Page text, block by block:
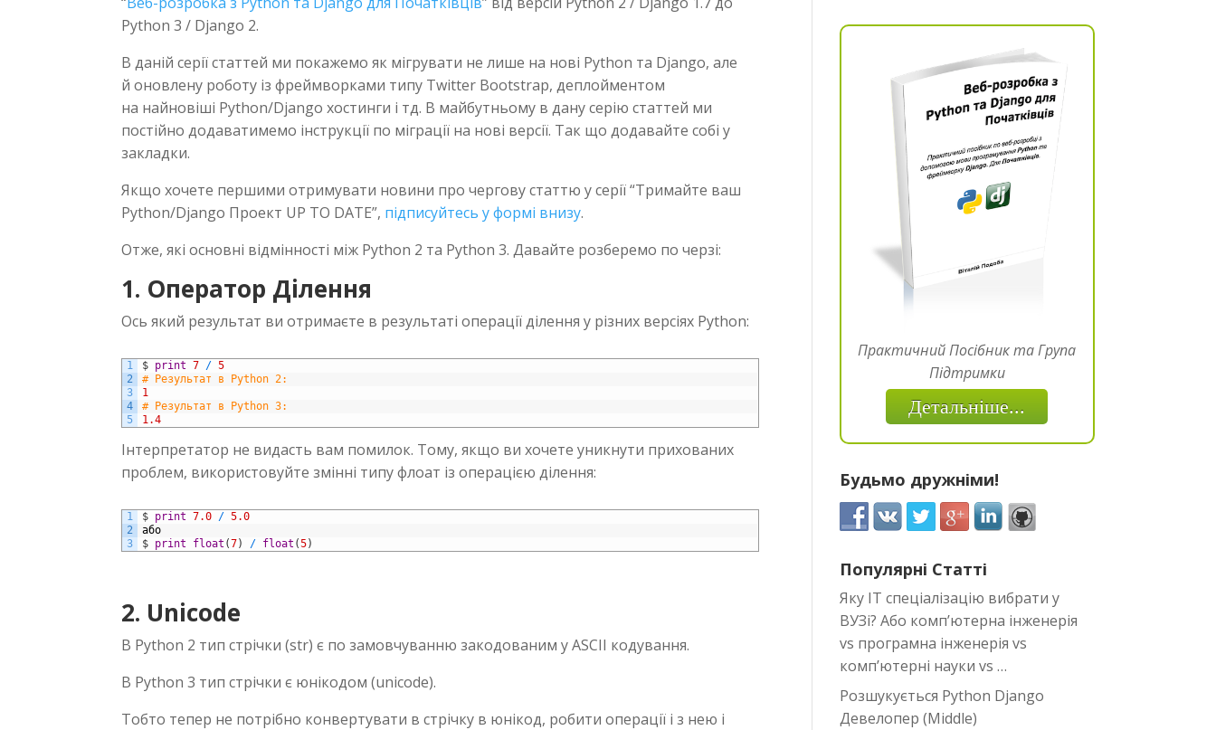
Python 3 / Django 2.
В даній серії статтей ми покажемо як мігрувати не лише на нові Python та Django, але
й оновлену роботу із фреймворками типу Twitter Bootstrap, деплойментом
на найновіші Python/Django хостинги і тд. В майбутньому в дану серію статтей ми
постійно додаватимемо інструкції по міграції на нові версії. Так що додавайте собі у
закладки.
Якщо хочете першими отримувати новини про чергову статтю у серії “Тримайте ваш
Python/Django Проект UP TO DATE”, підписуйтесь у формі внизу.
Отже, які основні відмінності між Python 2 та Python 3. Давайте розберемо по черзі:
1. Оператор Ділення
Ось який результат ви отримаєте в результаті операції ділення у різних версіях Python:
1
2
3
4
5
$ print 7 / 5
# Результат в Python 2:
1
# Результат в Python 3:
1.4
Інтерпретатор не видасть вам помилок. Тому, якщо ви хочете уникнути прихованих
проблем, використовуйте змінні типу флоат із операцією ділення:
1
2
3
$ print 7.0 / 5.0
або
$ print float (7) / float (5)
2. Unicode
В Python 2 тип стрічки (str) є по замовчуванню закодованим у ASCII кодування.
В Python 3 тип стрічки є юнікодом (unicode).
Тобто тепер не потрібно конвертувати в стрічку в юнікод, робити операції і з нею і
Практичний Посібник та Група
Підтримки
Детальніше...
Будьмо дружніми!
Популярні Статті
Яку IT спеціалізацію вибрати у
ВУЗі? Або комп’ютерна інженерія
vs програмна інженерія vs
комп’ютерні науки vs …
Розшукується Python Django
Девелопер (Middle)